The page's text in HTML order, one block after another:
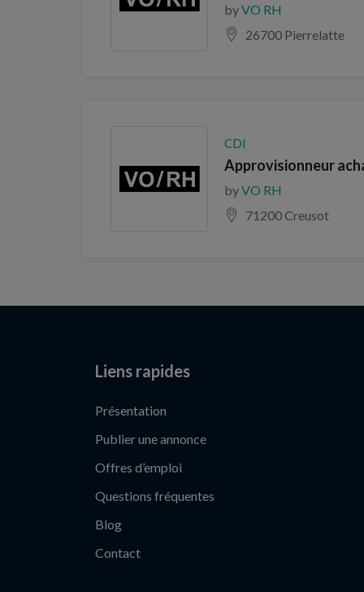
byVO RH
26700 Pierrelatte
CDI
Approvisionneur
byVO RH
71200 Creusot
Liens rapides
Présentation
Publier une annonce
Offres d’emploi
Questions fréquentes
Blog
Contact